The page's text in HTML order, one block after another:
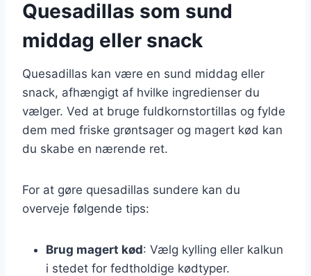
Quesadillas som sund
middag eller snack
Quesadillas kan være en sund middag eller
snack, afhængigt af hvilke ingredienser du
vælger. Ved at bruge fuldkornstortillas og fylde
dem med friske grøntsager og magert kød kan
du skabe en nærende ret.
For at gøre quesadillas sundere kan du
overveje følgende tips:
Brug magert kød: Vælg kylling eller kalkun
i stedet for fedtholdige kødtyper.